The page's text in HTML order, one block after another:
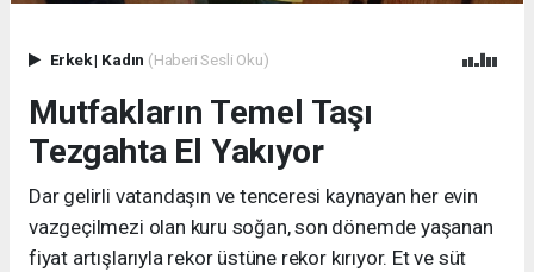
Erkek| Kadın (Haberi Sesli Oku)
Mutfakların Temel Taşı
Tezgahta El Yakıyor
Dar gelirli vatandaşın ve tenceresi kaynayan her evin
vazgeçilmezi olan kuru soğan, son dönemde yaşanan
fiyat artışlarıyla rekor üstüne rekor kırıyor. Et ve süt